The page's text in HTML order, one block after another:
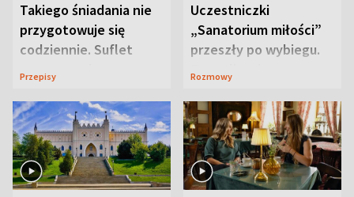
Takiego śniadania nie
przygotowuje się
codziennie. Suflet
serowy zachwyca
Przepisy
Uczestniczki
„Sanatorium miłości”
przeszły po wybiegu.
Te stylizacje
Rozmowy